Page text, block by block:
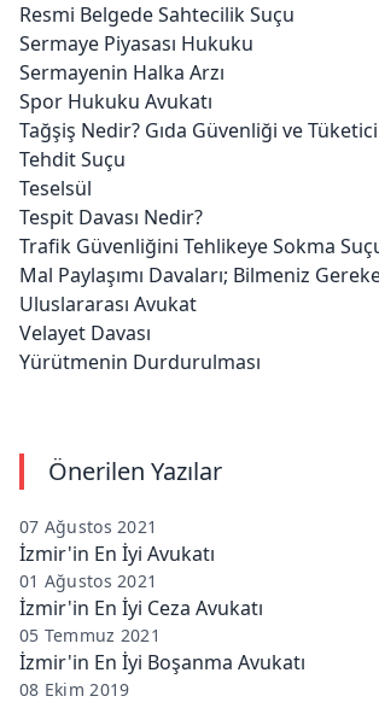
Resmi Belgede Sahtecilik Suçu
Sermaye Piyasası Hukuku
Sermayenin Halka Arzı
Spor Hukuku Avukatı
Tağşiş Nedir? Gıda Güvenliği ve
Tehdit Suçu
Teselsül
Tespit Davası Nedir?
Trafik Güvenliğini Tehlikeye Sokma
Mal Paylaşımı Davaları; Bilmeniz
Uluslararası Avukat
Velayet Davası
Yürütmenin Durdurulması
Önerilen Yazılar
07 Ağustos 2021
İzmir'in En İyi Avukatı
01 Ağustos 2021
İzmir'in En İyi Ceza Avukatı
05 Temmuz 2021
İzmir'in En İyi Boşanma Avukatı
08 Ekim 2019